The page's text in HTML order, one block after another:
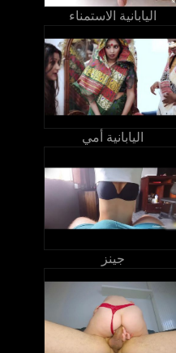
اليابانية الاستمناء
اليابانية أمي
جينز